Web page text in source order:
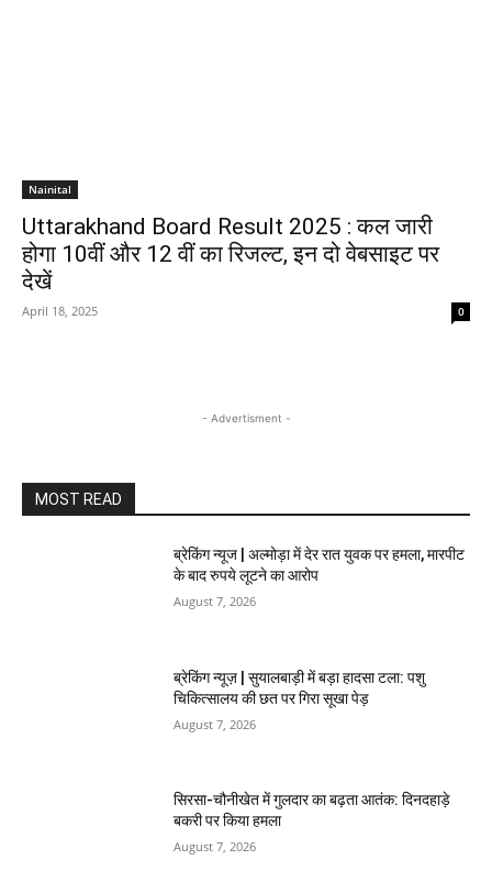
Nainital
Uttarakhand Board Result 2025 : कल जारी
होगा 10वीं और 12 वीं का रिजल्ट, इन दो वेबसाइट पर
देखें
April 18, 2025 0
- Advertisment -
MOST READ
ब्रेकिंग न्यूज | अल्मोड़ा में देर रात युवक पर हमला, मारपीट
के बाद रुपये लूटने का आरोप
August 7, 2026
ब्रेकिंग न्यूज़ | सुयालबाड़ी में बड़ा हादसा टला: पशु
चिकित्सालय की छत पर गिरा सूखा पेड़
August 7, 2026
सिरसा-चौनीखेत में गुलदार का बढ़ता आतंक: दिनदहाड़े
बकरी पर किया हमला
August 7, 2026